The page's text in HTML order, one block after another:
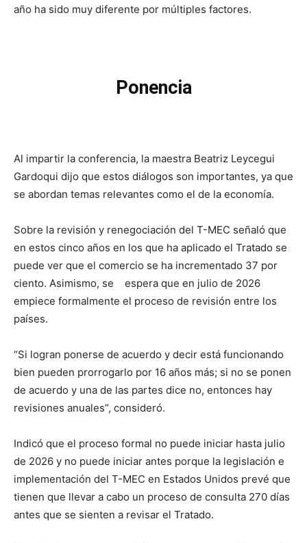
año ha sido muy diferente por múltiples factores.
Ponencia
Al impartir la conferencia, la maestra Beatriz Leycegui
Gardoqui dijo que estos diálogos son importantes, ya que
se abordan temas relevantes como el de la economía.
Sobre la revisión y renegociación del T-MEC señaló que
en estos cinco años en los que ha aplicado el Tratado se
puede ver que el comercio se ha incrementado 37 por
ciento. Asimismo, se espera que en julio de 2026
empiece formalmente el proceso de revisión entre los
países.
“Si logran ponerse de acuerdo y decir está funcionando
bien pueden prorrogarlo por 16 años más; si no se ponen
de acuerdo y una de las partes dice no, entonces hay
revisiones anuales”, consideró.
Indicó que el proceso formal no puede iniciar hasta julio
de 2026 y no puede iniciar antes porque la legislación e
implementación del T-MEC en Estados Unidos prevé que
tienen que llevar a cabo un proceso de consulta 270 días
antes que se sienten a revisar el Tratado.